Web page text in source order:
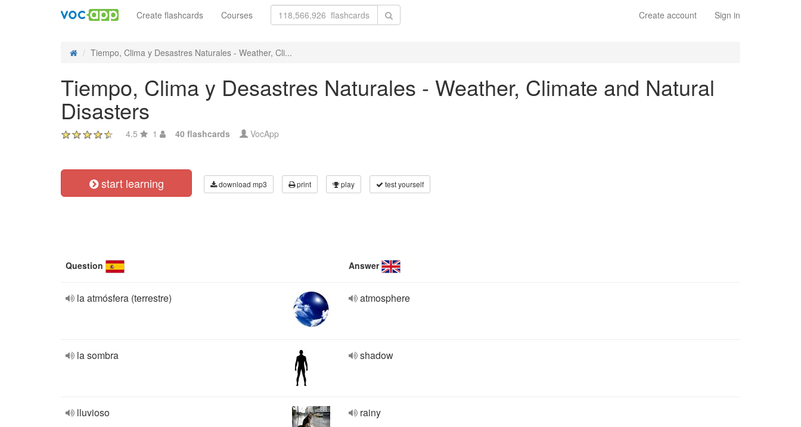
Create account Sign in
Create flashcards Courses
Tiempo, Clima y Desastres Naturales - Weather, Cli...
Tiempo, Clima y Desastres Naturales - Weather, Climate and Natural
Disasters
4.5 1 40 flashcards VocApp
start learning download mp3 print play test yourself
Question Answer
la atmósfera (terrestre) atmosphere
la sombra shadow
lluvioso rainy